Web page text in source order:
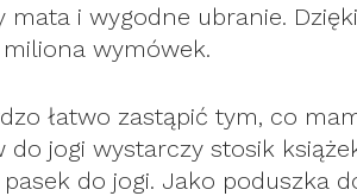
mata i wygodne ubranie.
wymówek.
łatwo zastąpić tym, co
jogi wystarczy stosik
do jogi. Jako poduszka